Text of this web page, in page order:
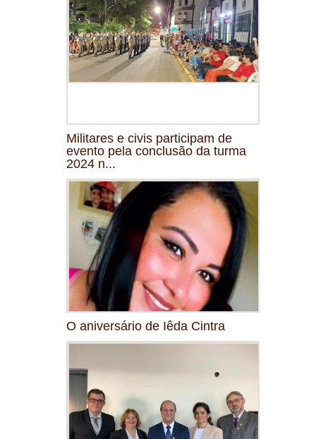
Militares e civis participam de
evento pela conclusão da turma
2024 n...
O aniversário de Iêda Cintra